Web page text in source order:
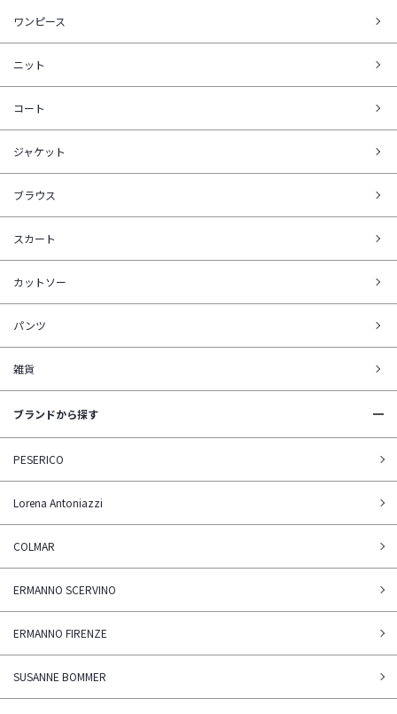
ワンピース
ニット
コート
ジャケット
ブラウス
スカート
カットソー
パンツ
雑貨
ブランドから探す
PESERICO
Lorena Antoniazzi
COLMAR
ERMANNO SCERVINO
ERMANNO FIRENZE
SUSANNE BOMMER